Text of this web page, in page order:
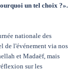
un tel choix ?».
nationale des
de l'événement via nos
et Madaëf, mais
sur les